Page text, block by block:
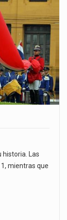
historia. Las
mientras que